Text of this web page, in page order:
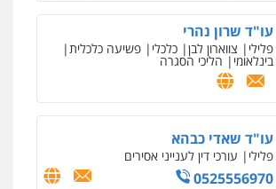
עו"ד שרון נהרי
פלילי צווארון לבן כלכלי פשיעה כלכלית
בינלאומי הליכי הסגרה
עו"ד שאדי כבהא
פלילי עורכי דין לענייני אסירים
0525556970